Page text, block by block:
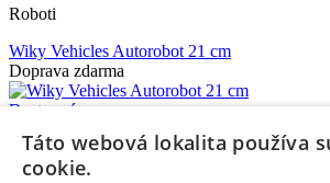
Roboti
Wiky Vehicles Autorobot 21 cm
Doprava zdarma
Dostupný
10,95 € s DPH
Pridať do košíka
Táto webová lokalita používa
cookie.